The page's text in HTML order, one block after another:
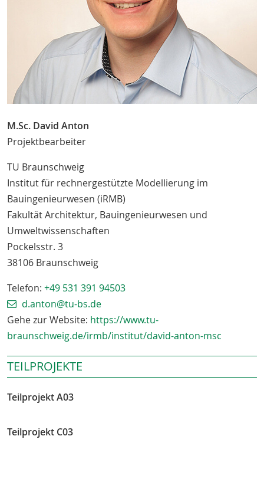
M.Sc. David Anton
Projektbearbeiter
TU Braunschweig
Institut für rechnergestützte Modellierung im
Bauingenieurwesen (iRMB)
Fakultät Architektur, Bauingenieurwesen und
Umweltwissenschaften
Pockelsstr. 3
38106 Braunschweig
Telefon: +49 531 391 94503
d.anton@tu-bs.de
Gehe zur Website: https://www.tu-
braunschweig.de/irmb/institut/david-anton-msc
TEILPROJEKTE
Teilprojekt A03
Teilprojekt C03